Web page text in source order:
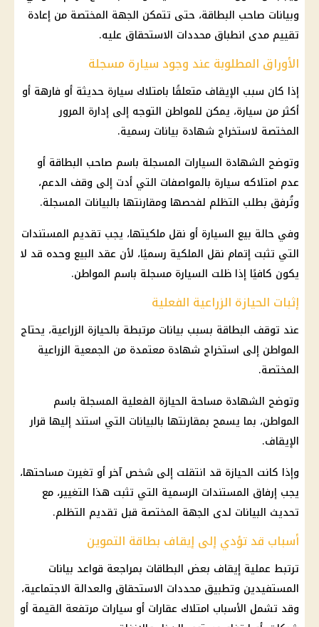
وبيانات صاحب البطاقة، حتى تتمكن الجهة المختصة من إعادة
تقييم مدى انطباق محددات الاستحقاق عليه.
الأوراق المطلوبة عند وجود سيارة مسجلة
إذا كان سبب الإيقاف متعلقًا بامتلاك سيارة حديثة أو فارهة أو
أكثر من سيارة، يمكن للمواطن التوجه إلى إدارة المرور
المختصة لاستخراج شهادة بيانات رسمية.
وتوضح الشهادة السيارات المسجلة باسم صاحب البطاقة أو
عدم امتلاكه سيارة بالمواصفات التي أدت إلى وقف الدعم،
وتُرفق بطلب التظلم لفحصها ومقارنتها بالبيانات المسجلة.
وفي حالة بيع السيارة أو نقل ملكيتها، يجب تقديم المستندات
التي تثبت إتمام نقل الملكية رسميًا، لأن عقد البيع وحده قد لا
يكون كافيًا إذا ظلت السيارة مسجلة باسم المواطن.
إثبات الحيازة الزراعية الفعلية
عند توقف البطاقة بسبب بيانات مرتبطة بالحيازة الزراعية، يحتاج
المواطن إلى استخراج شهادة معتمدة من الجمعية الزراعية
المختصة.
وتوضح الشهادة مساحة الحيازة الفعلية المسجلة باسم
المواطن، بما يسمح بمقارنتها بالبيانات التي استند إليها قرار
الإيقاف.
وإذا كانت الحيازة قد انتقلت إلى شخص آخر أو تغيرت مساحتها،
يجب إرفاق المستندات الرسمية التي تثبت هذا التغيير، مع
تحديث البيانات لدى الجهة المختصة قبل تقديم التظلم.
أسباب قد تؤدي إلى إيقاف بطاقة التموين
ترتبط عملية إيقاف بعض البطاقات بمراجعة قواعد بيانات
المستفيدين وتطبيق محددات الاستحقاق والعدالة الاجتماعية،
وقد تشمل الأسباب امتلاك عقارات أو سيارات مرتفعة القيمة أو